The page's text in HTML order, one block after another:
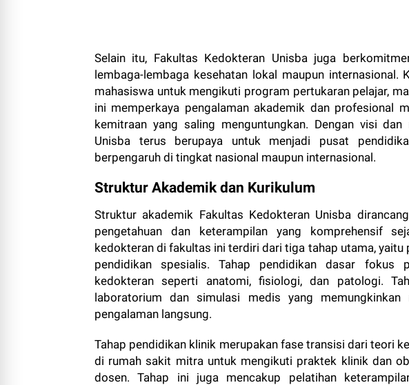
Selain itu, Fakultas Kedokteran Unisba juga
lembaga-lembaga kesehatan lokal maupun internasional.
mahasiswa untuk mengikuti program pertukaran pelajar,
ini memperkaya pengalaman akademik dan profesional
kemitraan yang saling menguntungkan. Dengan visi
Unisba terus berupaya untuk menjadi pusat
berpengaruh di tingkat nasional maupun internasional.
Struktur Akademik dan Kurikulum
Struktur akademik Fakultas Kedokteran Unisba
pengetahuan dan keterampilan yang komprehensif
kedokteran di fakultas ini terdiri dari tiga tahap utama, yaitu
pendidikan spesialis. Tahap pendidikan dasar fokus
kedokteran seperti anatomi, fisiologi, dan patologi.
laboratorium dan simulasi medis yang
pengalaman langsung.
Tahap pendidikan klinik merupakan fase transisi dari teori
di rumah sakit mitra untuk mengikuti praktek klinik dan
dosen. Tahap ini juga mencakup pelatihan